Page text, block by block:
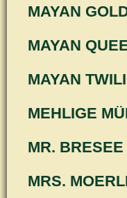
MAYAN
MAYAN
MAYAN
MEHLIGE
MR. BRESEE
MRS.